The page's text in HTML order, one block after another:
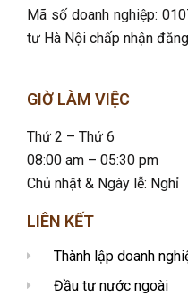
Mã số doanh nghiệp:
tư Hà Nội chấp nhận
GIỜ LÀM VIỆC
Thứ 2 – Thứ 6
08:00 am – 05:30 pm
Chủ nhật & Ngày lễ: Nghỉ
LIÊN KẾT
Thành lập doanh
Đầu tư nước ngoài